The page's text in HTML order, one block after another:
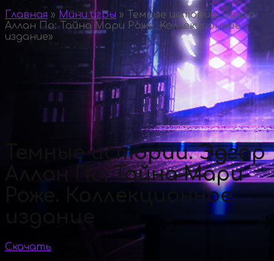
Главная » Мини игры » Темные истории. Эдгар
Аллан По: Тайна Мари Роже. Коллекционное
издание»
Темные истории. Эдгар
Аллан По: Тайна Мари
Роже. Коллекционное
Скачать